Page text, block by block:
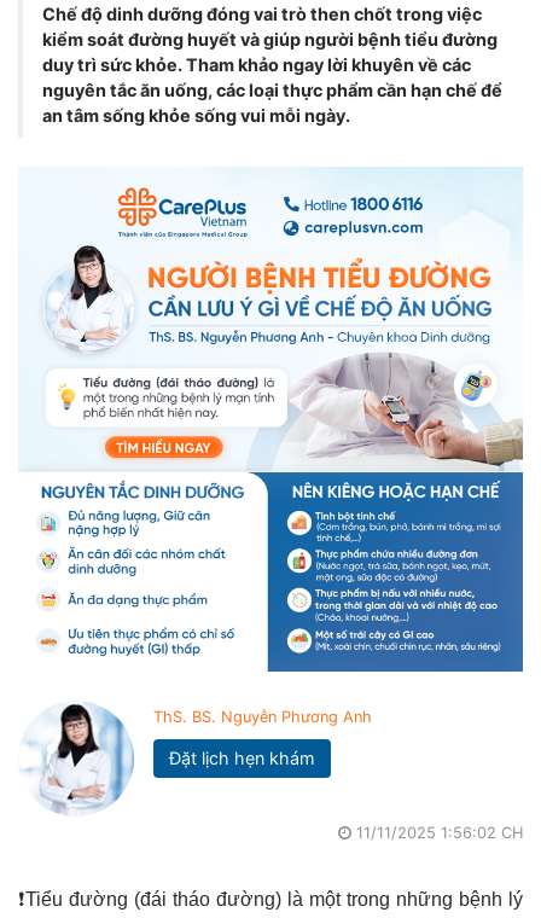
Chế độ dinh dưỡng đóng vai trò then chốt trong việc
kiểm soát đường huyết và giúp người bệnh tiểu đường
duy trì sức khỏe. Tham khảo ngay lời khuyên về các
nguyên tắc ăn uống, các loại thực phẩm cần hạn chế để
an tâm sống khỏe sống vui mỗi ngày.
ThS. BS. Nguyễn Phương Anh
Đặt lịch hẹn khám
11/11/2025 1:56:02 CH
❗Tiểu đường (đái tháo đường) là một trong những bệnh lý